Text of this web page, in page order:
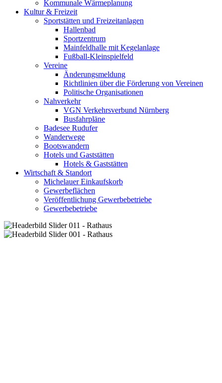
Kommunale Wärmeplanung
Kultur & Freizeit
Sportstätten und Freizeitanlagen
Hallenbad
Sportzentrum
Mainfeldhalle mit Kegelanlage
Fußball-Kleinspielfeld
Vereine
Änderungsmeldung
Richtlinien über die Förderung von Vereinen
Politische Organisationen
Nahverkehr
VGN Verkehrsverbund Nürnberg
Busfahrpläne
Badesee Rudufer
Wanderwege
Bootswandern
Hotels und Gaststätten
Hotels & Gaststätten
Wirtschaft & Standort
Michelauer Einkaufskorb
Gewerbeflächen
Veröffentlichung Gewerbebetriebe
Gewerbebetriebe